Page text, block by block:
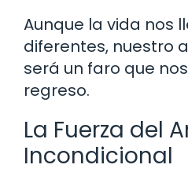
Aunque la vida nos
diferentes, nuestro
será un faro que
regreso.
La Fuerza del
Incondicional